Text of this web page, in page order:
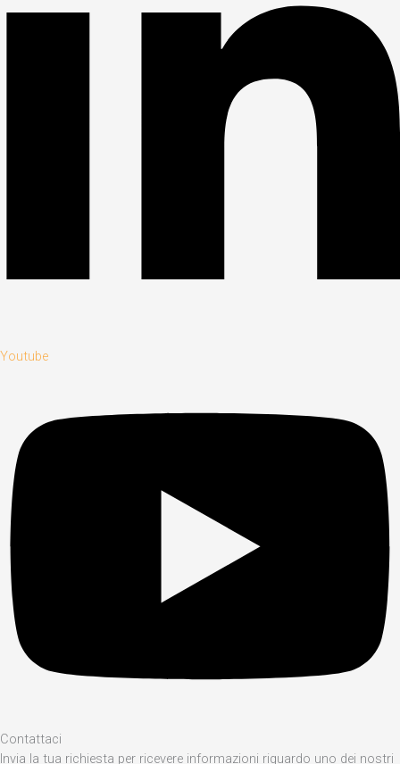
Youtube
Contattaci
Invia la tua richiesta per ricevere informazioni riguardo uno dei nostri